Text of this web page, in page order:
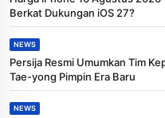
Berkat Dukungan iOS 27?
NEWS
Persija Resmi Umumkan Tim
Tae-yong Pimpin Era Baru
NEWS